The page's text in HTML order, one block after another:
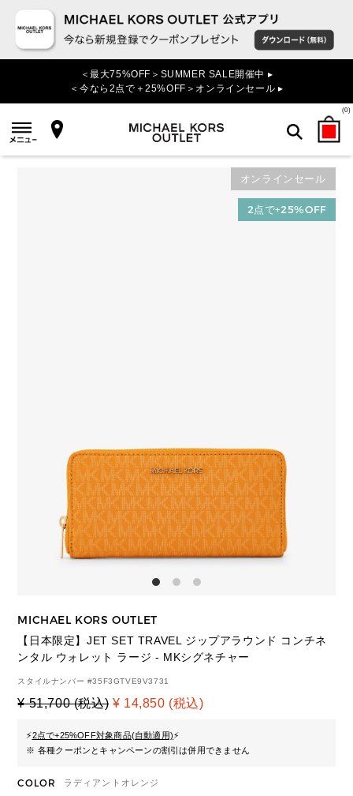
＜最大75%OFF＞SUMMER SALE開催中 ▸
＜今なら2点で＋25%OFF＞オンラインセール ▸
(0)
検索
オンラインセール
2点で+25%OFF
MICHAEL KORS OUTLET
【日本限定】JET SET TRAVEL ジップアラウンド コンチネ
ンタル ウォレット ラージ - MKシグネチャー
スタイルナンバー #35F3GTVE9V3731
¥ 51,700 (税込) ¥ 14,850 (税込)
⚡2点で+25%OFF対象商品(自動適用)⚡
※ 各種クーポンとキャンペーンの割引は併用できません
COLOR ラディアントオレンジ